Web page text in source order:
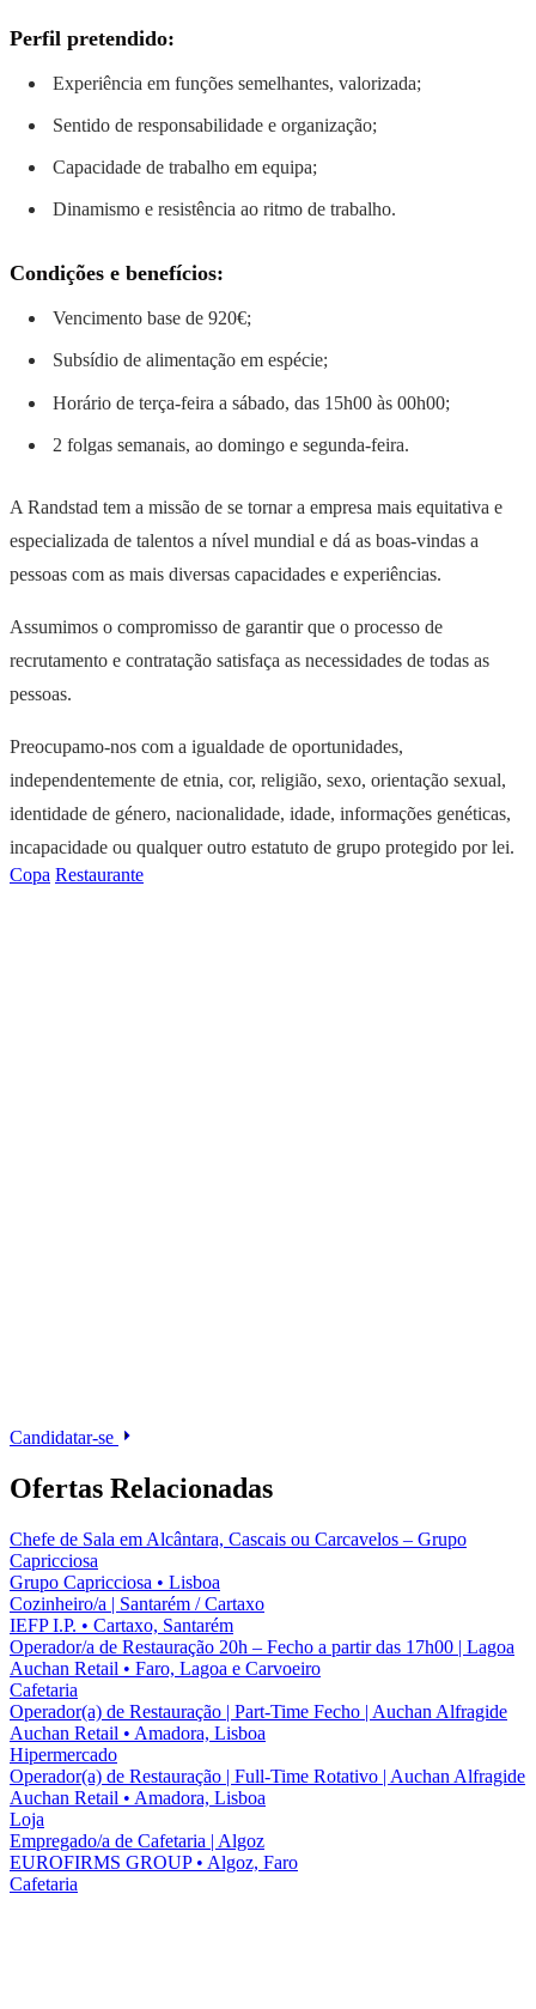
Perfil pretendido:
Experiência em funções semelhantes, valorizada;
Sentido de responsabilidade e organização;
Capacidade de trabalho em equipa;
Dinamismo e resistência ao ritmo de trabalho.
Condições e benefícios:
Vencimento base de 920€;
Subsídio de alimentação em espécie;
Horário de terça-feira a sábado, das 15h00 às 00h00;
2 folgas semanais, ao domingo e segunda-feira.
A Randstad tem a missão de se tornar a empresa mais equitativa e
especializada de talentos a nível mundial e dá as boas-vindas a
pessoas com as mais diversas capacidades e experiências.
Assumimos o compromisso de garantir que o processo de
recrutamento e contratação satisfaça as necessidades de todas as
pessoas.
Preocupamo-nos com a igualdade de oportunidades,
independentemente de etnia, cor, religião, sexo, orientação sexual,
identidade de género, nacionalidade, idade, informações genéticas,
incapacidade ou qualquer outro estatuto de grupo protegido por lei.
Copa Restaurante
Candidatar-se
Ofertas Relacionadas
Chefe de Sala em Alcântara, Cascais ou Carcavelos – Grupo
Capricciosa
Grupo Capricciosa • Lisboa
Cozinheiro/a | Santarém / Cartaxo
IEFP I.P. • Cartaxo, Santarém
Operador/a de Restauração 20h – Fecho a partir das 17h00 | Lagoa
Auchan Retail • Faro, Lagoa e Carvoeiro
Cafetaria
Operador(a) de Restauração | Part-Time Fecho | Auchan Alfragide
Auchan Retail • Amadora, Lisboa
Hipermercado
Operador(a) de Restauração | Full-Time Rotativo | Auchan Alfragide
Auchan Retail • Amadora, Lisboa
Loja
Empregado/a de Cafetaria | Algoz
EUROFIRMS GROUP • Algoz, Faro
Cafetaria